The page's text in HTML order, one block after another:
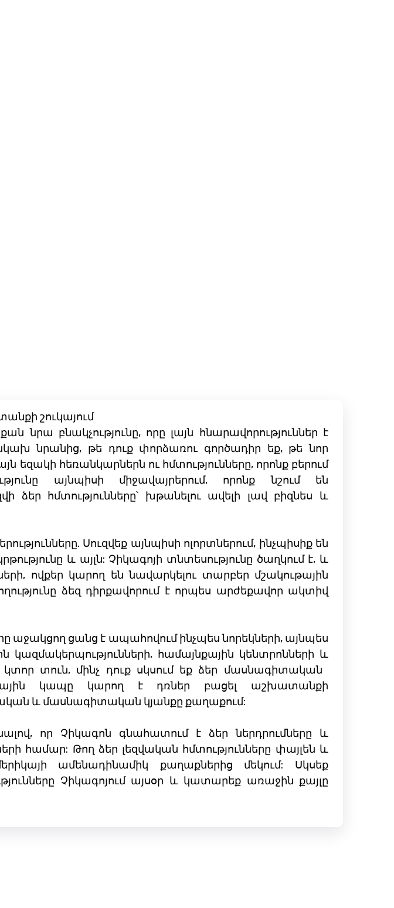
շուկայում
բնակչությունը, որը լայն հնարավորություններ է
նրանից, թե դուք փորձառու գործադիր եք, թե նոր
հեռանկարներն ու հմտությունները, որոնք բերում
այնպիսի միջավայրերում, որոնք նշում են
ձեր հմտությունները՝ խթանելու ավելի լավ բիզնես և
Սուզվեք այնպիսի ոլորտներում, ինչպիսիք են
և այլն: Չիկագոյի տնտեսությունը ծաղկում է, և
ովքեր կարող են նավարկելու տարբեր մշակութային
ձեզ դիրքավորում է որպես արժեքավոր ակտիվ
աջակցող ցանց է ապահովում ինչպես նորեկների, այնպես
համայնքային կենտրոնների և
տուն, մինչ դուք սկսում եք ձեր մասնագիտական
կապը կարող է դռներ բացել աշխատանքի
և մասնագիտական ​​կյանքը քաղաքում:
որ Չիկագոն գնահատում է ձեր ներդրումները և
համար: Թող ձեր լեզվական հմտությունները փայլեն և
ամենադինամիկ քաղաքներից մեկում: Սկսեք
Չիկագոյում այսօր և կատարեք առաջին քայլը